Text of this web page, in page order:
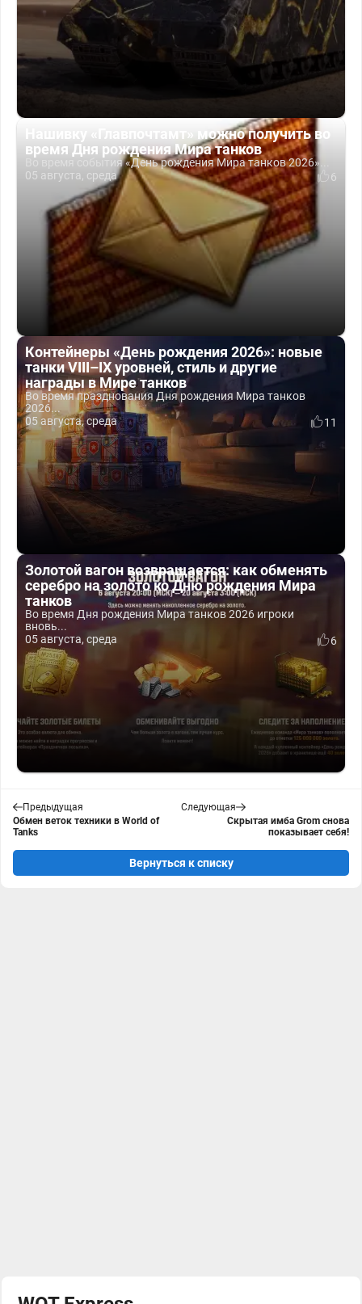
Нашивку «Главпочтамт» можно получить во
время Дня рождения Мира танков
Во время события «День рождения Мира танков 2026»...
05 августа, среда
6
Контейнеры «День рождения 2026»: новые
танки VIII–IX уровней, стиль и другие
награды в Мире танков
Во время празднования Дня рождения Мира танков
2026...
05 августа, среда
11
Золотой вагон возвращается: как обменять
серебро на золото ко Дню рождения Мира
танков
Во время Дня рождения Мира танков 2026 игроки
вновь...
05 августа, среда
6
Предыдущая
Обмен веток техники в World of
Tanks
Следующая
Скрытая имба Grom снова
показывает себя!
Вернуться к списку